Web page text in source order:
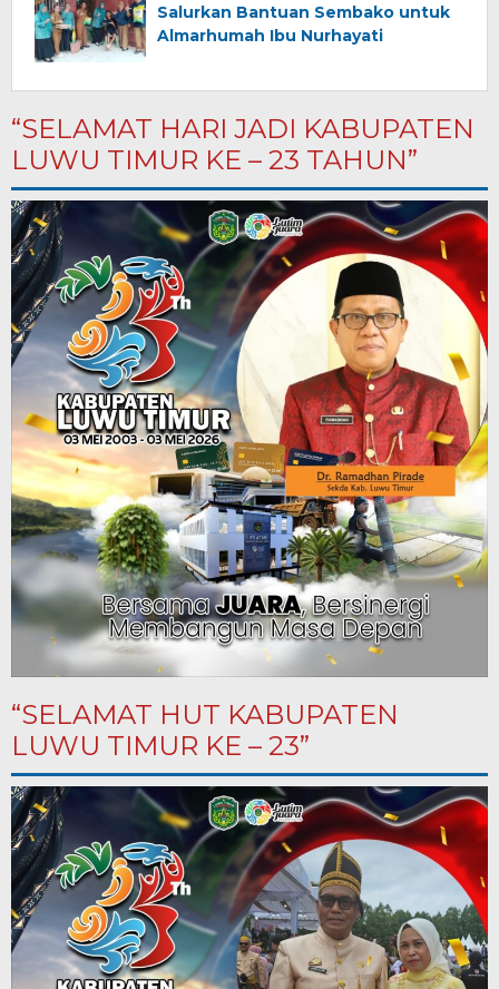
Salurkan Bantuan Sembako untuk
Almarhumah Ibu Nurhayati
“SELAMAT HARI JADI KABUPATEN
LUWU TIMUR KE – 23 TAHUN”
“SELAMAT HUT KABUPATEN
LUWU TIMUR KE – 23”